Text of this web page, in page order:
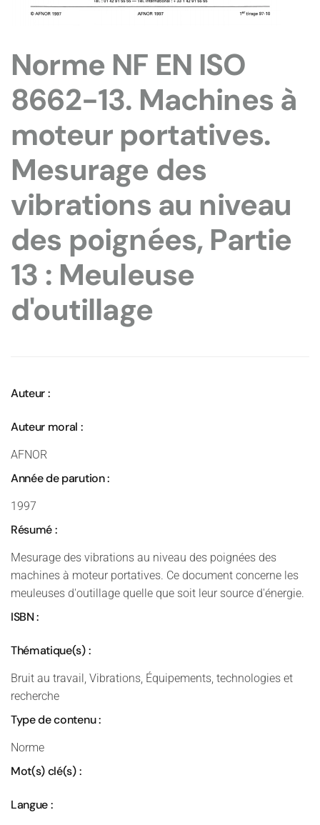
Norme NF EN ISO
8662-13. Machines à
moteur portatives.
Mesurage des
vibrations au niveau
des poignées, Partie
13 : Meuleuse
d'outillage
Auteur :
Auteur moral :
AFNOR
Année de parution :
1997
Résumé :
Mesurage des vibrations au niveau des poignées des
machines à moteur portatives. Ce document concerne les
meuleuses d'outillage quelle que soit leur source d'énergie.
ISBN :
Thématique(s) :
Bruit au travail, Vibrations, Équipements, technologies et
recherche
Type de contenu :
Norme
Mot(s) clé(s) :
Langue :